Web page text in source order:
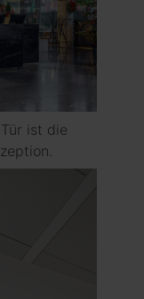
ist die